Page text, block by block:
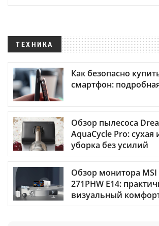
ТЕХНИКА
Как безопасно
смартфон:
Обзор пылесоса
AquaCycle Pro: сухая
уборка без усилий
Обзор монитора MSI
271PHW E14:
визуальный